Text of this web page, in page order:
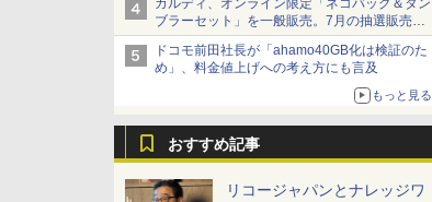
カルディ、オンライン限定「ネコバッグ＆タン
ブラーセット」を一般販売。7月の抽選販売の
当選無効分
ドコモ前田社長が「ahamo40GB化は検証のた
め」、料金値上げへの考え方にも言及
もっと見る
おすすめ記事
リコージャパンとナレッジワ